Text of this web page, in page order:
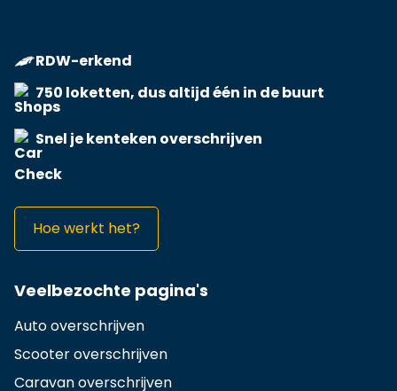
RDW-erkend
750 loketten, dus altijd één in de buurt
Snel je kenteken overschrijven
Hoe werkt het?
Veelbezochte pagina's
Auto overschrijven
Scooter overschrijven
Caravan overschrijven